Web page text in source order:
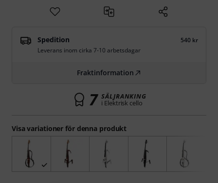
Visa variationer för denna produkt
Spedition
540 kr
Leverans inom cirka 7-10 arbetsdagar
Fraktinformation
7 SÄLJRANKING
i Elektrisk cello